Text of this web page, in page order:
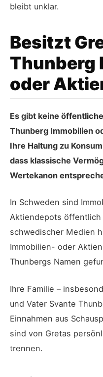
bleibt unklar.
Besitzt
Thunberg
oder
Es gibt keine
Thunberg Immobilien
Ihre Haltung zu
dass klassische
Wertekanon
In Schweden sind
Aktiendepots
schwedischer Medien
Immobilien- oder
Thunbergs Namen
Ihre Familie –
und Vater Svante
Einnahmen aus
sind von Gretas
trennen.